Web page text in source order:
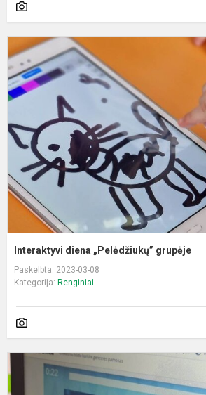
Interaktyvi diena „Pelėdžiukų” grupėje
Paskelbta: 2023-03-08
Kategorija: Renginiai